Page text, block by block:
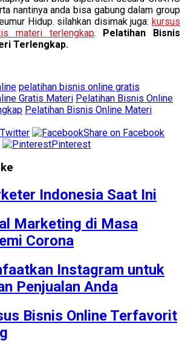
nantinya anda bisa gabung dalam group
Hidup. silahkan disimak juga: kursus
materi terlengkap. Pelatihan Bisnis
Terlengkap.
pelatihan bisnis online gratis
Gratis Materi Pelatihan Bisnis Online
Pelatihan Bisnis Online Materi
Share on Facebook
Pinterest
Indonesia Saat Ini
Marketing di Masa
Corona
Instagram untuk
Penjualan Anda
Bisnis Online Terfavorit